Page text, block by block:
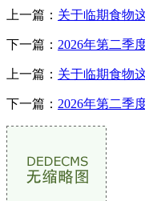
上一篇： 关于临期食物
下一篇： 2026年第二季
上一篇： 关于临期食物
下一篇： 2026年第二季